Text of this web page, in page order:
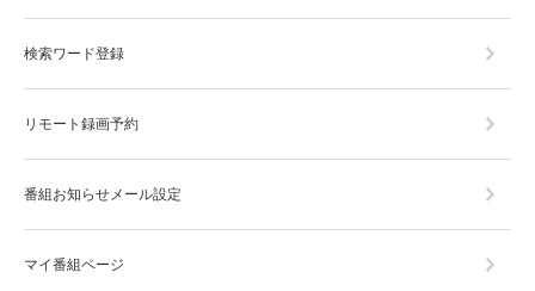
検索ワード登録
リモート録画予約
番組お知らせメール設定
マイ番組ページ